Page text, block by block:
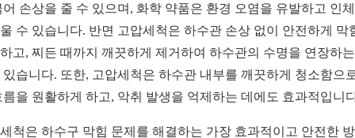
어 손상을 줄 수 있으며, 화학 약품은 환경 오염을 유발하고 인
수 있습니다. 반면 고압세척은 하수관 손상 없이 안전하게 막
고, 찌든 때까지 깨끗하게 제거하여 하수관의 수명을 연장하
있습니다. 또한, 고압세척은 하수관 내부를 깨끗하게 청소함으
름을 원활하게 하고, 악취 발생을 억제하는 데에도 효과적입니
척은 하수구 막힘 문제를 해결하는 가장 효과적이고 안전한